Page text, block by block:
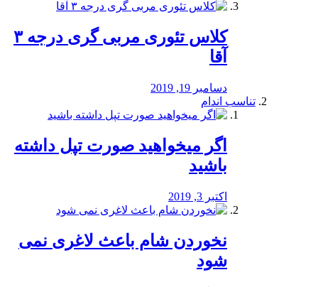
کلاس تئوری مربی گری درجه ۳
آقا
دسامبر 19, 2019
تناسب اندام
اگر میخواهید صورت تپل داشته
باشید
اکتبر 3, 2019
نخوردن شام باعث لاغری نمی
‌شود